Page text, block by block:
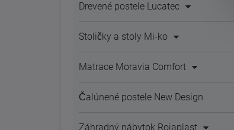
Drevené postele Lucatec
Stoličky a stoly Mi-ko
Matrace Moravia Comfort
Čalúnené postele New Design
Záhradný nábytok Rojaplast